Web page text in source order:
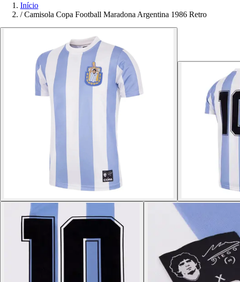
Início
/ Camisola Copa Football Maradona Argentina 1986 Retro